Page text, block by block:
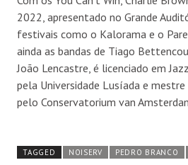
2022, apresentado no Grande
festivais como o Kalorama e o
ainda as bandas de Tiago
João Lencastre, é licenciado em
pela Universidade Lusíada e
pelo Conservatorium van
TAGGED NOISERV PEDRO BRANCO